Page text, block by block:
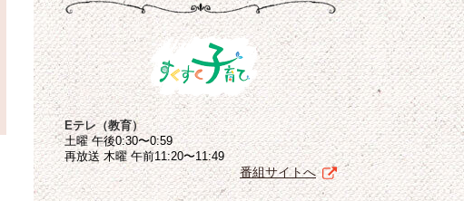
Eテレ（教育）
土曜 午後0:30〜0:59
再放送 木曜 午前11:20〜11:49
番組サイトへ